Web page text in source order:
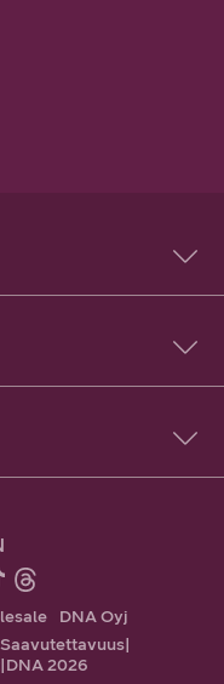
DNA Oyj
Saavutettavuus|
|DNA 2026